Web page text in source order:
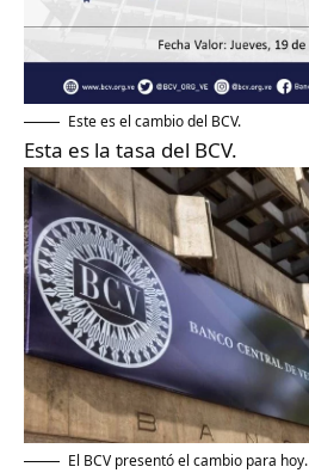
Este es el cambio del BCV.
Esta es la tasa del BCV.
El BCV presentó el cambio para hoy.